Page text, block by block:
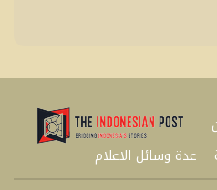
عدة وسائل الاعلام